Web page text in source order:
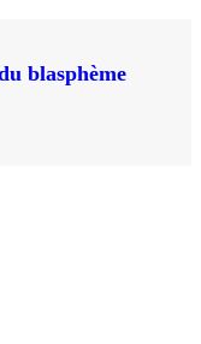
blasphème